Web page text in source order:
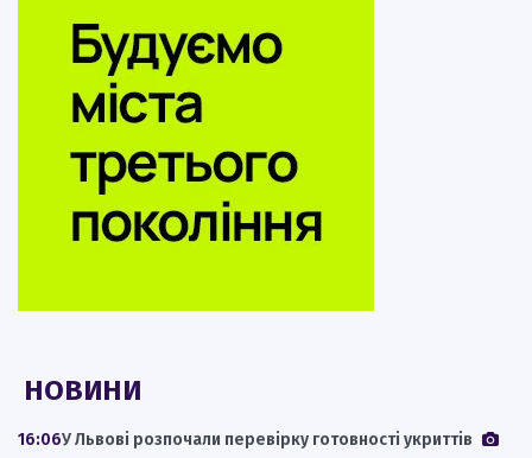
НОВИНИ
16:06У Львові розпочали перевірку готовності укриттів